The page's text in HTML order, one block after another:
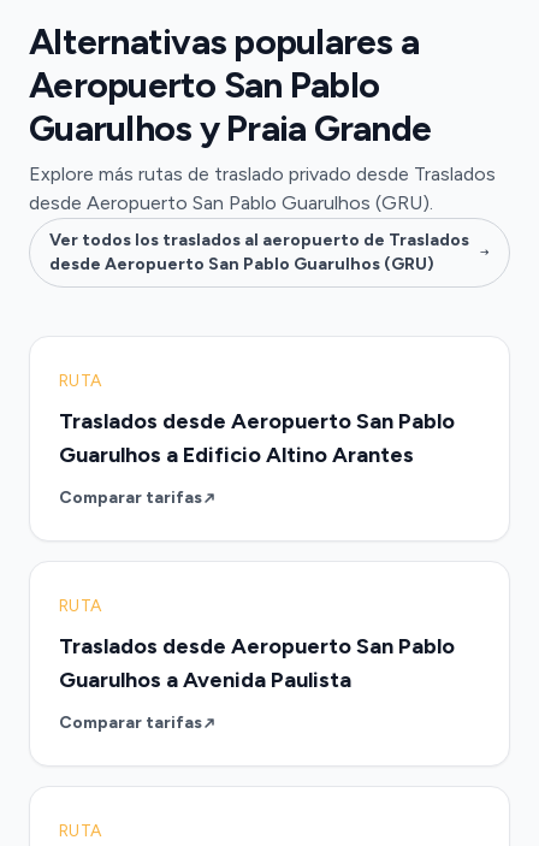
Alternativas populares a
Aeropuerto San Pablo
Guarulhos y Praia Grande
Explore más rutas de traslado privado desde Traslados
desde Aeropuerto San Pablo Guarulhos (GRU).
Ver todos los traslados al aeropuerto de Traslados
desde Aeropuerto San Pablo Guarulhos (GRU)
RUTA
Traslados desde Aeropuerto San Pablo
Guarulhos a Edificio Altino Arantes
Comparar tarifas
RUTA
Traslados desde Aeropuerto San Pablo
Guarulhos a Avenida Paulista
Comparar tarifas
RUTA